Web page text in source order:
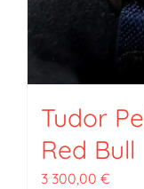
Tudor
Red Bull
3 300,00 €